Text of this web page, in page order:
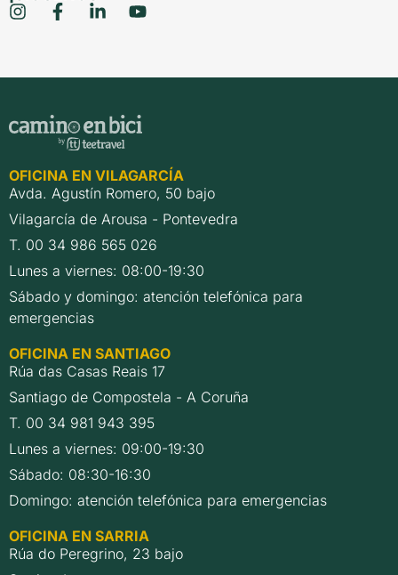
OFICINA EN VILAGARCÍA
Avda. Agustín Romero, 50 bajo
Vilagarcía de Arousa - Pontevedra
T. 00 34 986 565 026
Lunes a viernes: 08:00-19:30
Sábado y domingo: atención telefónica para
emergencias
OFICINA EN SANTIAGO
Rúa das Casas Reais 17
Santiago de Compostela - A Coruña
T. 00 34 981 943 395
Lunes a viernes: 09:00-19:30
Sábado: 08:30-16:30
Domingo: atención telefónica para emergencias
OFICINA EN SARRIA
Rúa do Peregrino, 23 bajo